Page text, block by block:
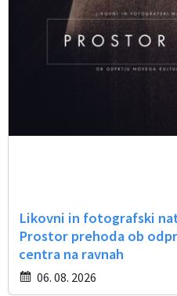
Likovni in fotografski
Prostor prehoda ob
centra na ravnah
06. 08. 2026